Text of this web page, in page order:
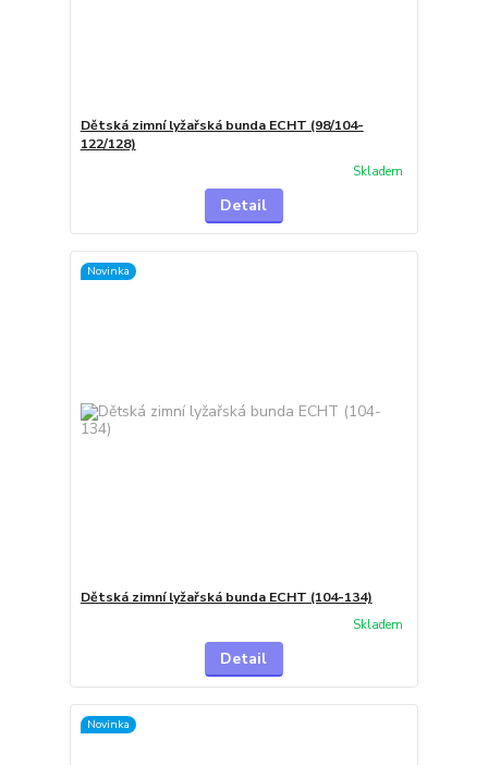
Dětská zimní lyžařská bunda ECHT (98/104-
122/128)
Skladem
Detail
Novinka
Dětská zimní lyžařská bunda ECHT (104-134)
Skladem
Detail
Novinka